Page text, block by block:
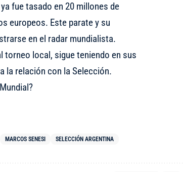
fue tasado en 20 millones de
europeos. Este parate y su
en el radar mundialista.
torneo local, sigue teniendo en sus
la relación con la Selección.
MARCOS SENESI SELECCIÓN ARGENTINA